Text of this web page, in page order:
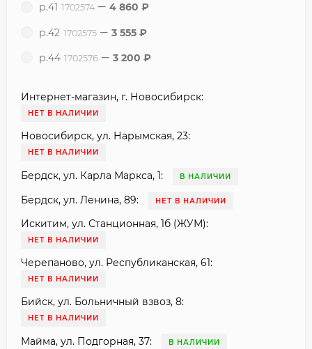
р.41 1702574 4 860 ₽
р.42 1702575 3 555 ₽
р.44 1702576 3 200 ₽
Интернет-магазин, г. Новосибирск:
НЕТ В НАЛИЧИИ
Новосибирск, ул. Нарымская, 23:
НЕТ В НАЛИЧИИ
Бердск, ул. Карла Маркса, 1: В НАЛИЧИИ
Бердск, ул. Ленина, 89: НЕТ В НАЛИЧИИ
Искитим, ул. Станционная, 1б (ЖУМ):
НЕТ В НАЛИЧИИ
Черепаново, ул. Республиканская, 61:
НЕТ В НАЛИЧИИ
Бийск, ул. Больничный взвоз, 8:
НЕТ В НАЛИЧИИ
Майма, ул. Подгорная, 37: В НАЛИЧИИ